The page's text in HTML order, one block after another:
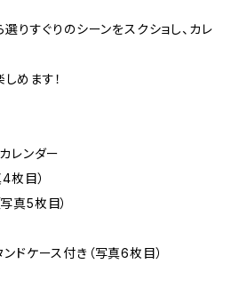
りすぐりのシーンをスクショし、カレ
めます！
レンダー
枚目）
真5枚目）
ケース付き（写真6枚目）